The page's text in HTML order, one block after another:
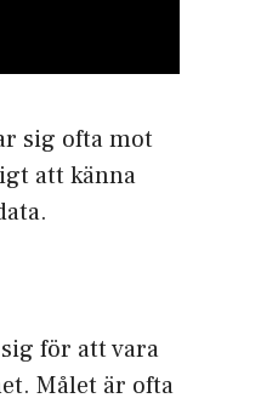
sig ofta mot
att känna
för att vara
Målet är ofta